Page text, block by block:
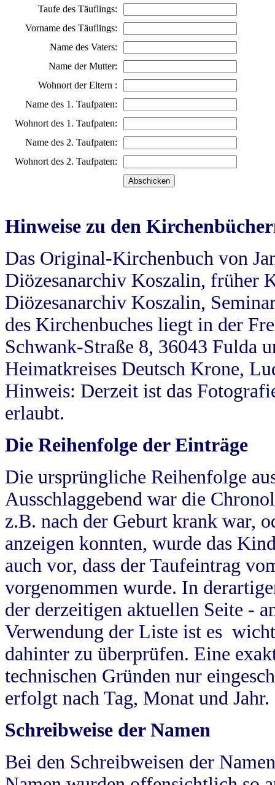
Taufe des Täuflings:
Vorname des Täuflings:
Name des Vaters:
Name der Mutter:
Wohnort der Eltern :
Name des 1. Taufpaten:
Wohnort des 1. Taufpaten:
Name des 2. Taufpaten:
Wohnort des 2. Taufpaten:
Hinweise zu den
Das Original-Kirchenbuch von
Diözesanarchiv Koszalin, früher
Diözesanarchiv Koszalin,
des Kirchenbuches liegt in der
Schwank-Straße 8, 36043 Fulda
Heimatkreises Deutsch Krone,
Hinweis: Derzeit ist das
erlaubt.
Die Reihenfolge der Einträge
Die ursprüngliche Reihenfolge
Ausschlaggebend war die
z.B. nach der Geburt krank war,
anzeigen konnten, wurde das
auch vor, dass der Taufeintrag
vorgenommen wurde. In
der derzeitigen aktuellen Seite -
Verwendung der Liste ist es
dahinter zu überprüfen. Eine
technischen Gründen nur
erfolgt nach Tag, Monat und Jahr.
Schreibweise der Namen
Bei den Schreibweisen der